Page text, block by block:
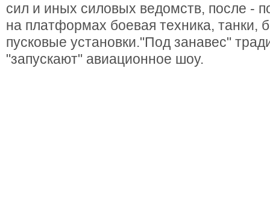
сил и иных силовых ведомств, после -
на платформах боевая техника, танки,
пусковые установки."Под занавес"
"запускают" авиационное шоу.